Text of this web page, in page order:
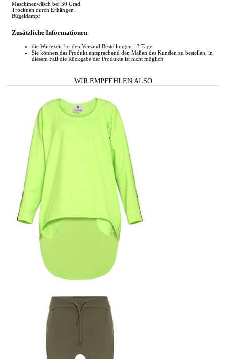
Maschinenwäsch bei 30 Grad
Trocknen durch Erhängen
Bügeldampf
Zusätzliche Informationen
die Wartezeit für den Versand Bestellungen - 3 Tage
Sie können das Produkt entsprechend den Maßen des Kunden zu bestellen, in
diesem Fall die Rückgabe der Produkte ist nicht möglich
WIR EMPFEHLEN ALSO